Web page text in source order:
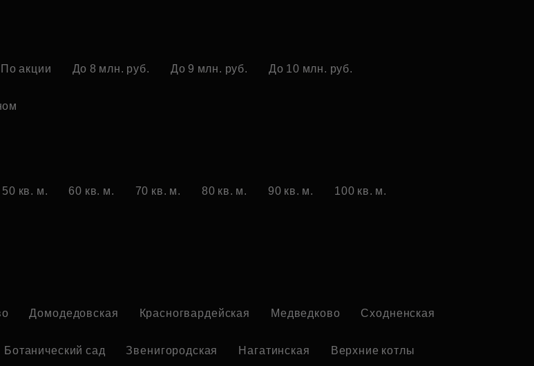
По акции До 8 млн. руб. До 9 млн. руб. До 10 млн. руб.
50 кв. м. 60 кв. м. 70 кв. м. 80 кв. м. 90 кв. м. 100 кв. м.
Домодедовская Красногвардейская Медведково Сходненская
Ботанический сад Звенигородская Нагатинская Верхние котлы